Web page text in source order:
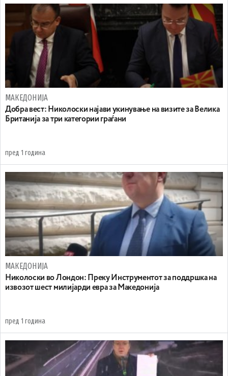
МАКЕДОНИЈА
Добра вест: Николоски најави укинување на визите за Велика
Британија за три категории граѓани
пред 1 година
МАКЕДОНИЈА
Николоски во Лондон: Преку Инструментот за поддршка на
извозот шест милијарди евра за Македонија
пред 1 година